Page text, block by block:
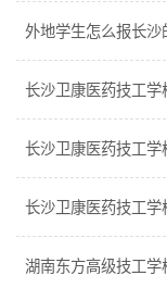
外地学生怎么报长沙
长沙卫康医药技工学
长沙卫康医药技工学
长沙卫康医药技工
湖南东方高级技工学